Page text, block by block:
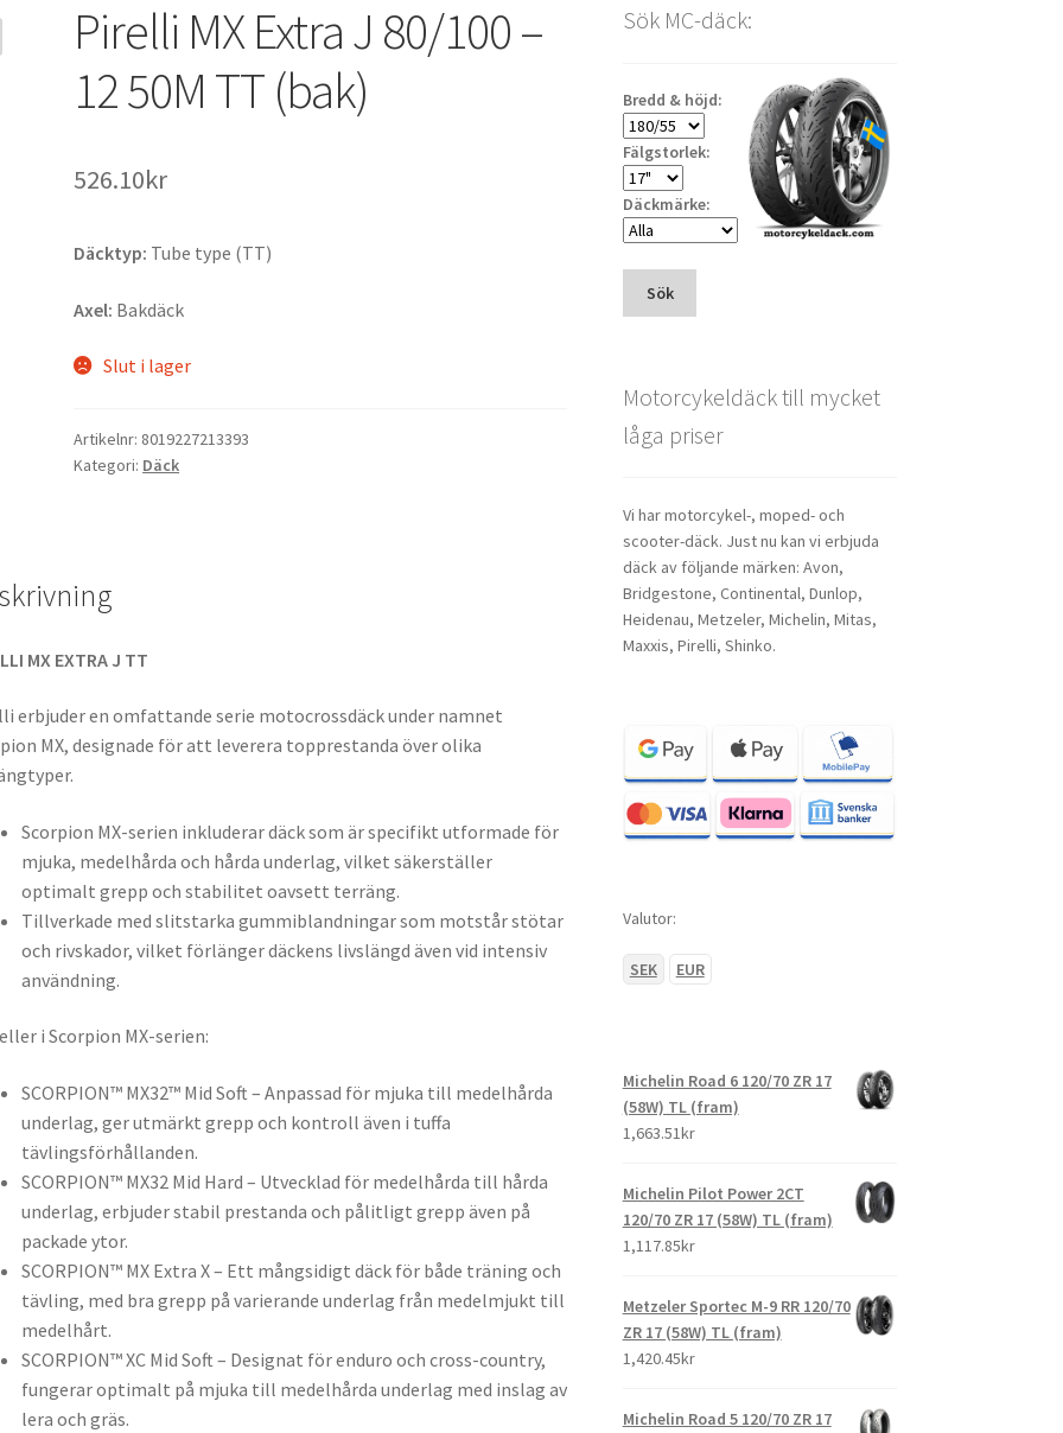
Pirelli MX Extra J 80/100 –
12 50M TT (bak)
526.10kr
Däcktyp: Tube type (TT)
Axel: Bakdäck
Slut i lager
Artikelnr: 8019227213393
Kategori: Däck
MX EXTRA J TT
erbjuder en omfattande serie motocrossdäck under namnet
MX, designade för att leverera topprestanda över olika
Scorpion MX-serien inkluderar däck som är specifikt utformade för
mjuka, medelhårda och hårda underlag, vilket säkerställer
optimalt grepp och stabilitet oavsett terräng.
Tillverkade med slitstarka gummiblandningar som motstår stötar
och rivskador, vilket förlänger däckens livslängd även vid intensiv
användning.
i Scorpion MX-serien:
SCORPION™ MX32™ Mid Soft – Anpassad för mjuka till medelhårda
underlag, ger utmärkt grepp och kontroll även i tuffa
tävlingsförhållanden.
SCORPION™ MX32 Mid Hard – Utvecklad för medelhårda till hårda
underlag, erbjuder stabil prestanda och pålitligt grepp även på
packade ytor.
SCORPION™ MX Extra X – Ett mångsidigt däck för både träning och
tävling, med bra grepp på varierande underlag från medelmjukt till
medelhårt.
SCORPION™ XC Mid Soft – Designat för enduro och cross-country,
fungerar optimalt på mjuka till medelhårda underlag med inslag av
lera och gräs.
Sök MC-däck:
Bredd & höjd:
Fälgstorlek:
Däckmärke:
Sök
Motorcykeldäck till mycket
låga priser
Vi har motorcykel-, moped- och
scooter-däck. Just nu kan vi erbjuda
däck av följande märken: Avon,
Bridgestone, Continental, Dunlop,
Heidenau, Metzeler, Michelin, Mitas,
Maxxis, Pirelli, Shinko.
Valutor:
SEK EUR
Michelin Road 6 120/70 ZR 17
(58W) TL (fram)
1,663.51kr
Michelin Pilot Power 2CT
120/70 ZR 17 (58W) TL (fram)
1,117.85kr
Metzeler Sportec M-9 RR 120/70
ZR 17 (58W) TL (fram)
1,420.45kr
Michelin Road 5 120/70 ZR 17